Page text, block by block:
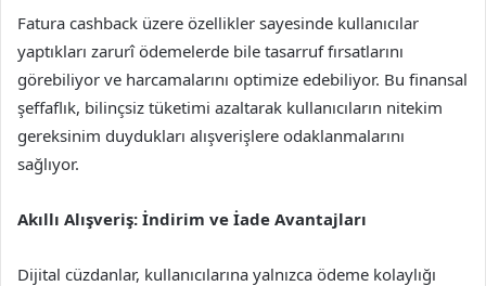
Fatura cashback üzere özellikler sayesinde kullanıcılar
yaptıkları zarurî ödemelerde bile tasarruf fırsatlarını
görebiliyor ve harcamalarını optimize edebiliyor. Bu finansal
şeffaflık, bilinçsiz tüketimi azaltarak kullanıcıların nitekim
gereksinim duydukları alışverişlere odaklanmalarını
sağlıyor.
Akıllı Alışveriş: İndirim ve İade Avantajları
Dijital cüzdanlar, kullanıcılarına yalnızca ödeme kolaylığı